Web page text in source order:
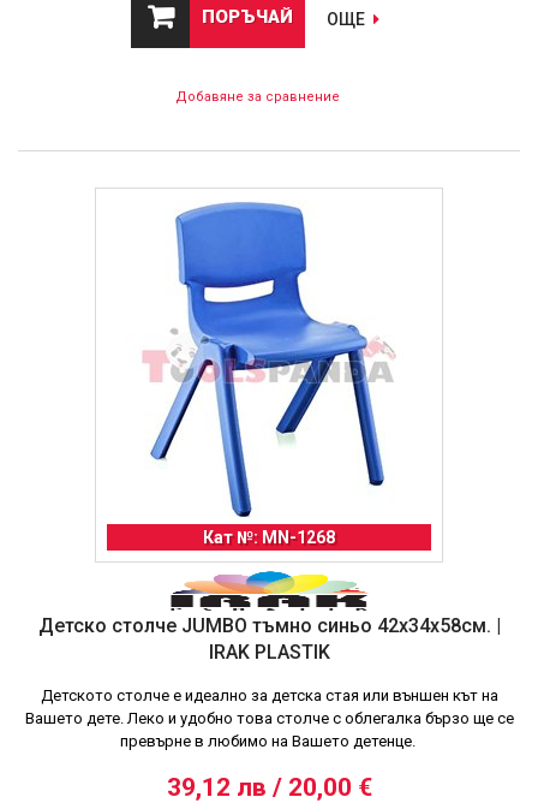
ПОРЪЧАЙ ОЩЕ
Добавяне за сравнение
Кат №: MN-1268
Детско столче JUMBO тъмно синьо 42x34x58см. |
IRAK PLASTIK
Детското столче е идеално за детска стая или външен кът на
Вашето дете. Леко и удобно това столче с облегалка бързо ще се
превърне в любимо на Вашето детенце.
39,12 лв / 20,00 €